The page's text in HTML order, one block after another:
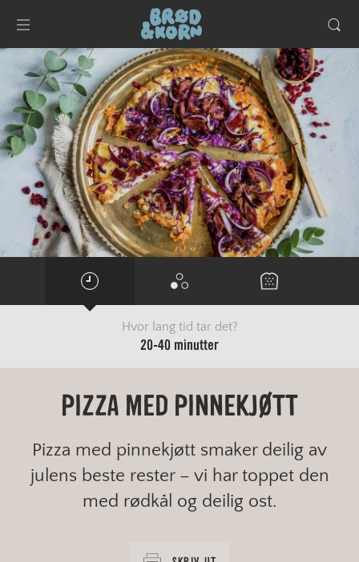
Hvor lang tid tar det?
20-40 minutter
PIZZA MED PINNEKJØTT
Pizza med pinnekjøtt smaker deilig av
julens beste rester – vi har toppet den
med rødkål og deilig ost.